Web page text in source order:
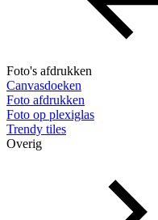
Foto's afdrukken
Canvasdoeken
Foto afdrukken
Foto op plexiglas
Trendy tiles
Overig